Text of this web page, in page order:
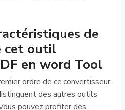
de
cet outil
en word Tool
ordre de ce convertisseur
des autres outils
pouvez profiter des